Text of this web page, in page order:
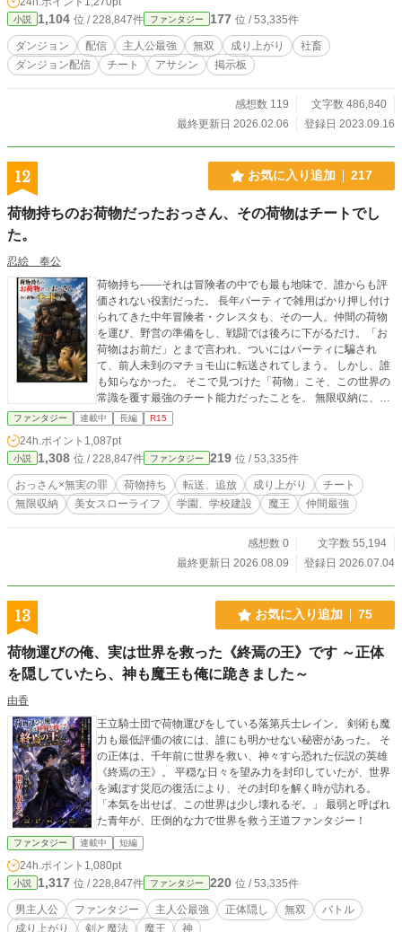
快にダンジョンを突き進んでいく陽向。 そこで偶然、陽向
は探索系配信者の女の子が凶悪なモンスターに襲われている
現場に遭遇。 モンスターを瞬殺し、彼女を危機から救っ
た。 ……――翌日、とあるネット記事が世間を騒がせる事
となった。 〈登録者数100万人超え人気探索系配信者シュガ
て…」「是非、お礼したい」 ネット騒然〉
小説 1,104 位 / 228,847件 ファンタジー 177 位 / 53,335件
ダンジョン 配信 主人公最強 無双 成り上がり
社畜
ダンジョン配信
チート アサシン 掲示板
感想数 119
文字数 486,840
最終更新日 2026.02.06
登録日 2023.09.16
12 お気に入り追加 217
荷物持ちのお荷物だったおっさん、その荷物はチートでし
た。
忍絵 奉公
荷物持ち――それは冒険者の中でも最も地味で、誰からも評
価されない役割だった。 長年パーティで雑用ばかり押し付け
られてきた中年冒険者・クレスタも、その一人。仲間の荷物
を運び、野営の準備をし、戦闘では後ろに下がるだけ。「お
荷物はお前だ」とまで言われ、ついにはパーティに騙され
て、前人未到のマチョモ山に転送されてしまう。 しかし、誰
も知らなかった。 そこで見つけた「荷物」こそ、この世界の
常識を覆す最強のチート能力だったことを。 無限収納に、規
格外の怪力、異常な耐久力。さらに拾った伝説級の宝や虹色
の魔石、神話級の秘宝までも次々と手に入れ、気づけば国宝
級の財産を持つ大富豪へ。 だが、クレスタ自身は金にも名誉
にも興味がない。 彼が望んだのは、腹を空かせた子供たちが
笑って暮らせる場所を作ること。 スラム街を丸ごと買い取
り、巨大な宿舎を建設し、学校を作り、畑を耕し、子供たち
に食事と仕事と学ぶ機会を与えていく。その優しさに惹か
軍の悪魔、そして伝説のフェニックスまでもが仲間となる。
一方その頃、魔界では四天王が復活し、ついには序列一位の
も、クレスタは今日も巨大な荷物を軽々と背負い、「子供た
ちの学校は順調かな？」と気にするだけ。 その何気ない一歩
く変えていく――。 これは、「お荷物」と呼ばれた中年荷物
持ちが、最強の力と底抜けの人柄で仲間を増やし、人も魔族
ファンタジー 連載中 長編 R15
24h.ポイント 1,087pt
小説 1,308 位 / 228,847件 ファンタジー 219 位 / 53,335件
おっさん×無実の罪 荷物持ち 転送、追放 成り上がり
チート
無限収納
美女スローライフ 学園、学校建設 魔王 仲間最強
感想数 0
文字数 55,194
最終更新日 2026.08.09
登録日 2026.07.04
13 お気に入り追加 75
荷物運びの俺、実は世界を救った《終焉の王》です ～正体
を隠していたら、神も魔王も俺に跪きました～
由香
王立騎士団で荷物運びをしている落第兵士レイン。 剣術も魔
力も最低評価の彼には、誰にも明かせない秘密があった。 そ
の正体は、千年前に世界を救い、神々すら恐れた伝説の英雄
《終焉の王》。 平穏な日々を望み力を封印していたが、世界
を滅ぼす災厄の復活により、その封印を解く時が訪れる。
「本気を出せば、この世界は少し壊れるぞ。」 最弱と呼ばれ
た青年が、圧倒的な力で世界を救う王道ファンタジー！
ファンタジー 連載中 短編
24h.ポイント 1,080pt
小説 1,317 位 / 228,847件 ファンタジー 220 位 / 53,335件
男主人公 ファンタジー 主人公最強 正体隠し 無双
バトル
成り上がり
剣と魔法 魔王 神